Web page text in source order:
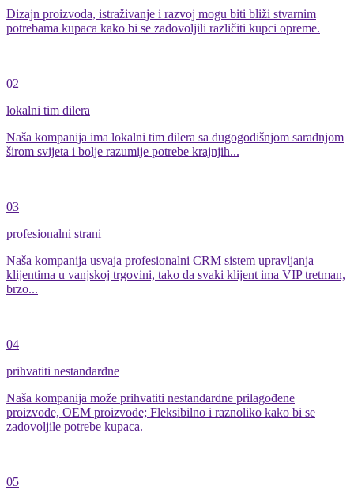
Dizajn proizvoda, istraživanje i razvoj mogu biti bliži stvarnim
potrebama kupaca kako bi se zadovoljili različiti kupci opreme.
02
lokalni tim dilera
Naša kompanija ima lokalni tim dilera sa dugogodišnjom saradnjom
širom svijeta i bolje razumije potrebe krajnjih...
03
profesionalni strani
Naša kompanija usvaja profesionalni CRM sistem upravljanja
klijentima u vanjskoj trgovini, tako da svaki klijent ima VIP tretman,
brzo...
04
prihvatiti nestandardne
Naša kompanija može prihvatiti nestandardne prilagođene
proizvode, OEM proizvode; Fleksibilno i raznoliko kako bi se
zadovoljile potrebe kupaca.
05